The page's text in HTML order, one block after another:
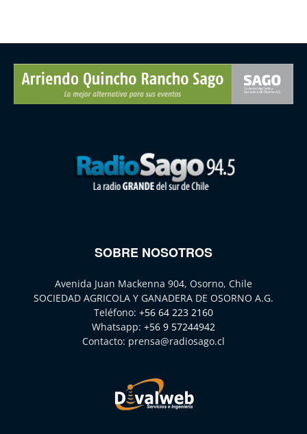
SOBRE NOSOTROS
Avenida Juan Mackenna 904, Osorno, Chile
SOCIEDAD AGRICOLA Y GANADERA DE OSORNO A.G.
Teléfono: +56 64 223 2160
Whatsapp: +56 9 57244942
Contacto: prensa@radiosago.cl